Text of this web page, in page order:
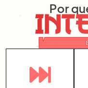
Por